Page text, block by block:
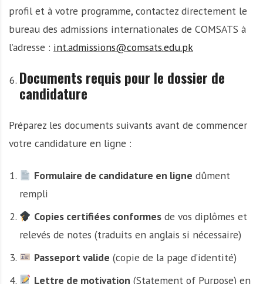
profil et à votre programme, contactez directement le
bureau des admissions internationales de COMSATS à
l’adresse : int.admissions@comsats.edu.pk
Documents requis pour le dossier de
candidature
Préparez les documents suivants avant de commencer
votre candidature en ligne :
Formulaire de candidature en ligne dûment
rempli
Copies certifiées conformesde vos diplômes et
relevés de notes (traduits en anglais si nécessaire)
Passeport valide (copie de la page d’identité)
Lettre de motivation (Statement of Purpose) en